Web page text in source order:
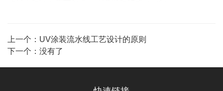
上一个： UV涂装流水线工艺设计的原则
下一个：没有了